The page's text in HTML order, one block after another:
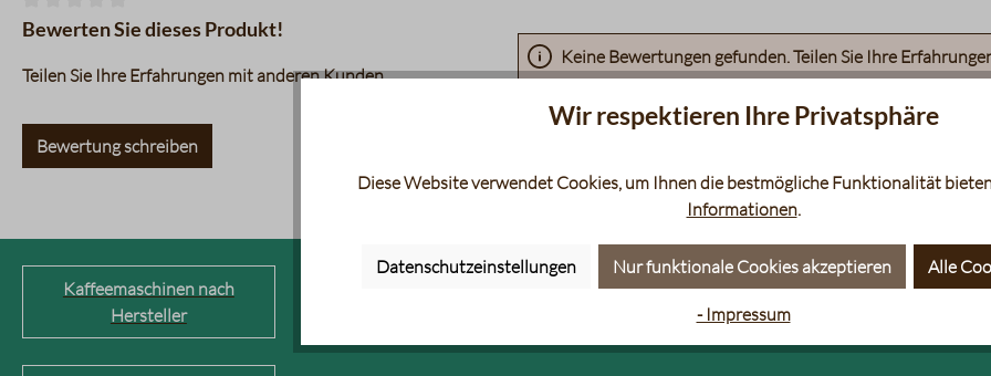
Durchschnittliche Bewertung von 0 von 5 Sternen
Bewerten Sie dieses Produkt!
Teilen Sie Ihre Erfahrungen mit anderen Kunden.
Bewertung schreiben
Keine Bewertungen gefunden. Teilen Sie Ihre
Kaffeemaschinen nach
Hersteller
Siebträger
Wir respektieren Ihre Privatsphäre
Diese Website verwendet Cookies, um Ihnen die bestmögliche Funktionalität
Informationen.
Datenschutzeinstellungen Nur funktionale Cookies akzeptieren Alle
- Impressum